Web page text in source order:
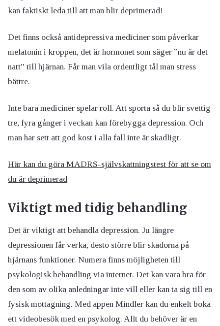
kan faktiskt leda till att man blir deprimerad!
Det finns också antidepressiva mediciner som påverkar
melatonin i kroppen, det är hormonet som säger ”nu är det
natt” till hjärnan. Får man vila ordentligt tål man stress
bättre.
Inte bara mediciner spelar roll. Att sporta så du blir svettig
tre, fyra gånger i veckan kan förebygga depression. Och
man har sett att god kost i alla fall inte är skadligt.
Här kan du göra MADRS-självskattningstest för att se om
du är deprimerad
Viktigt med tidig behandling
Det är viktigt att behandla depression. Ju längre
depressionen får verka, desto större blir skadorna på
hjärnans funktioner. Numera finns möjligheten till
psykologisk behandling via internet. Det kan vara bra för
den som av olika anledningar inte vill eller kan ta sig till en
fysisk mottagning. Med appen Mindler kan du enkelt boka
ett videobesök med en psykolog. Allt du behöver är en